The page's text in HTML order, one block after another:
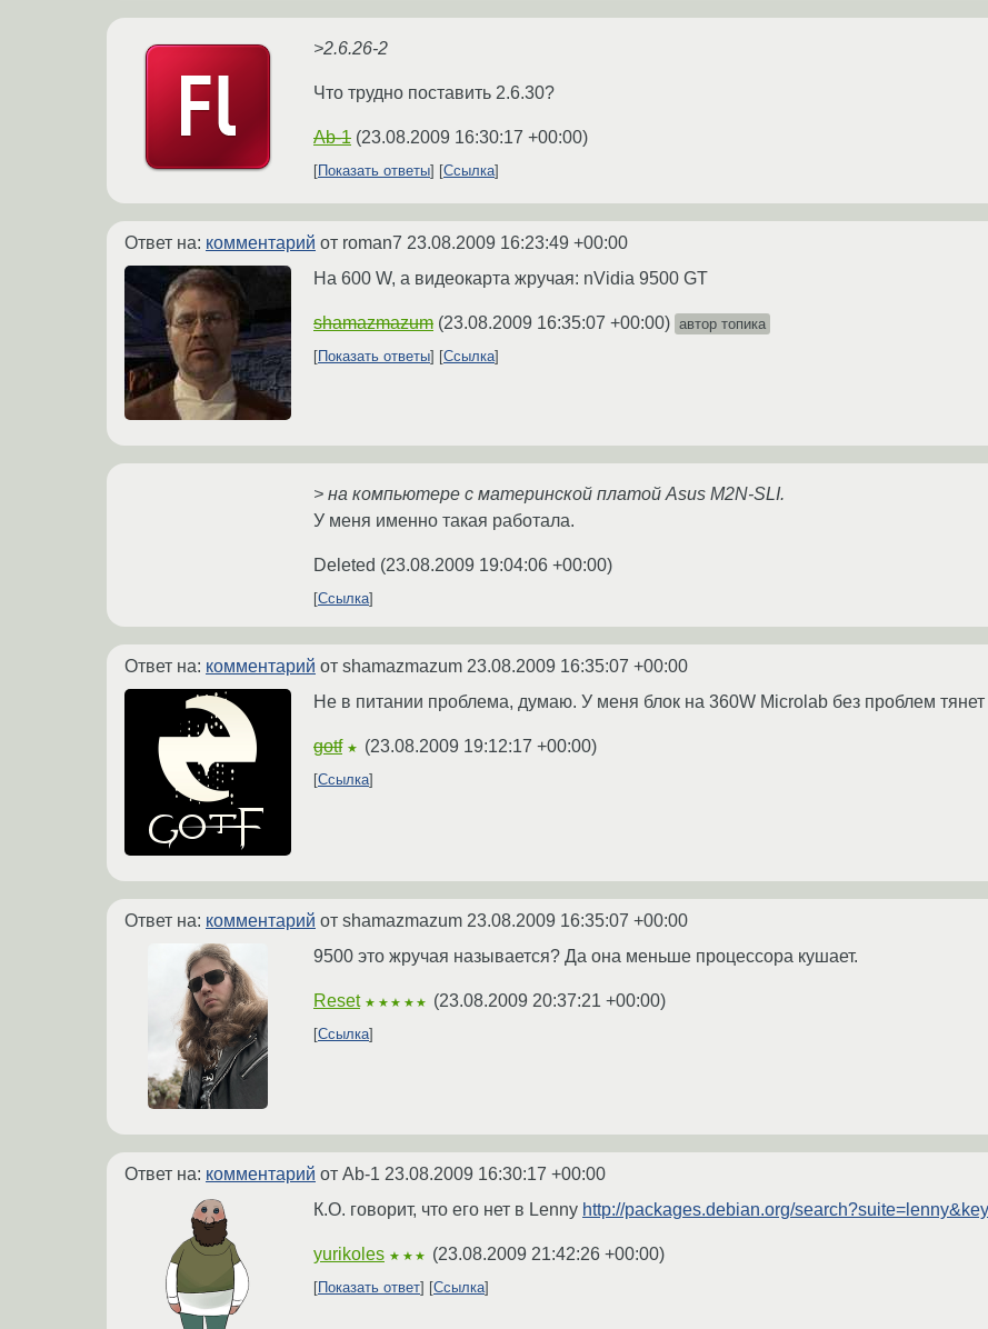
>2.6.26-2
Что трудно поставить 2.6.30?
Ab-1 (23.08.2009 16:30:17 +00:00)
Показать ответы Ссылка
Ответ на: комментарий от roman7 23.08.2009 16:23:49 +00:00
На 600 W, а видеокарта жручая: nVidia 9500 GT
shamazmazum (23.08.2009 16:35:07 +00:00) автор топика
Показать ответы
Ссылка
> на компьютере с материнской платой Asus M2N-SLI.
У меня именно такая работала.
Deleted (23.08.2009 19:04:06 +00:00)
Ссылка
Ответ на: комментарий от shamazmazum 23.08.2009 16:35:07 +00:00
Не в питании проблема, думаю. У меня блок на 360W Microlab без проблем
gotf ★ (23.08.2009 19:12:17 +00:00)
Ссылка
Ответ на: комментарий от shamazmazum 23.08.2009 16:35:07 +00:00
9500 это жручая называется? Да она меньше процессора кушает.
Reset ★★★★★ (23.08.2009 20:37:21 +00:00)
Ссылка
Ответ на: комментарий от Ab-1 23.08.2009 16:30:17 +00:00
К.О. говорит, что его нет в Lenny http://packages.debian.org/
yurikoles ★★★ (23.08.2009 21:42:26 +00:00)
Показать ответ Ссылка